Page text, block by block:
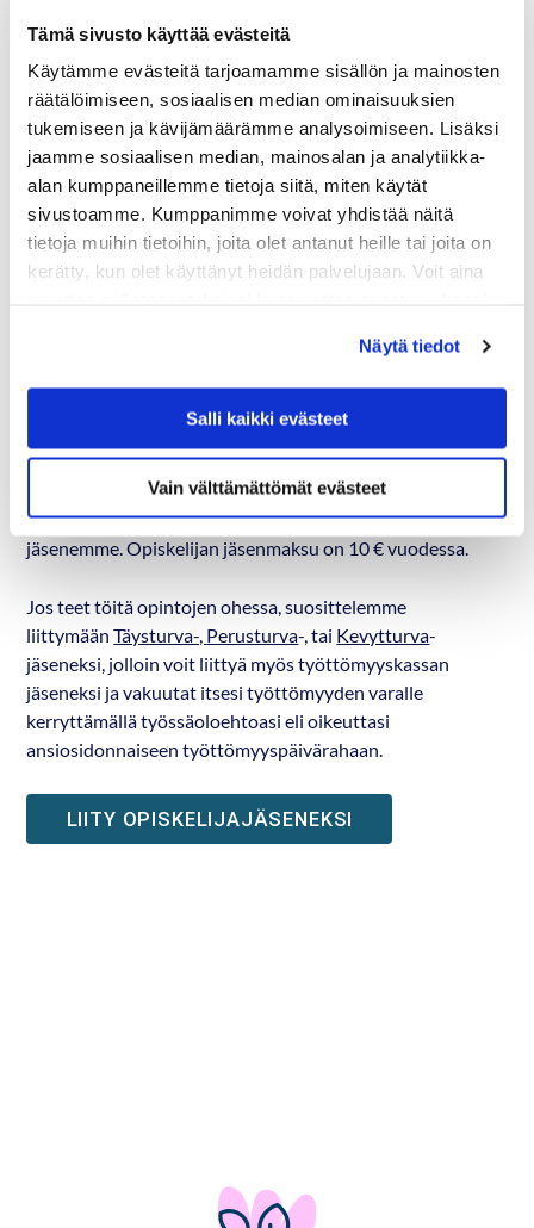
Tämä sivusto käyttää evästeitä
Käytämme evästeitä tarjoamamme sisällön ja mainosten
räätälöimiseen, sosiaalisen median ominaisuuksien
tukemiseen ja kävijämäärämme analysoimiseen. Lisäksi
jaamme sosiaalisen median, mainosalan ja analytiikka-
alan kumppaneillemme tietoja siitä, miten käytät
sivustoamme. Kumppanimme voivat yhdistää näitä
tietoja muihin tietoihin, joita olet antanut heille tai joita on
kerätty, kun olet käyttänyt heidän palvelujaan. Voit aina
Näytä tiedot
Salli kaikki evästeet
Vain välttämättömät evästeet
Opiskelijat
Opiskelijajäseneksi kannattaa liittyä jo opiskeluaikana.
Opiskelijat saavat pääosin samat edut kuin Täysturva-
jäsenemme. Opiskelijan jäsenmaksu on 10 € vuodessa.
Jos teet töitä opintojen ohessa, suosittelemme
liittymään Täysturva-, Perusturva-, tai Kevytturva-
jäseneksi, jolloin voit liittyä myös työttömyyskassan
jäseneksi ja vakuutat itsesi työttömyyden varalle
kerryttämällä työssäoloehtoasi eli oikeuttasi
ansiosidonnaiseen työttömyyspäivärahaan.
LIITY OPISKELIJAJÄSENEKSI